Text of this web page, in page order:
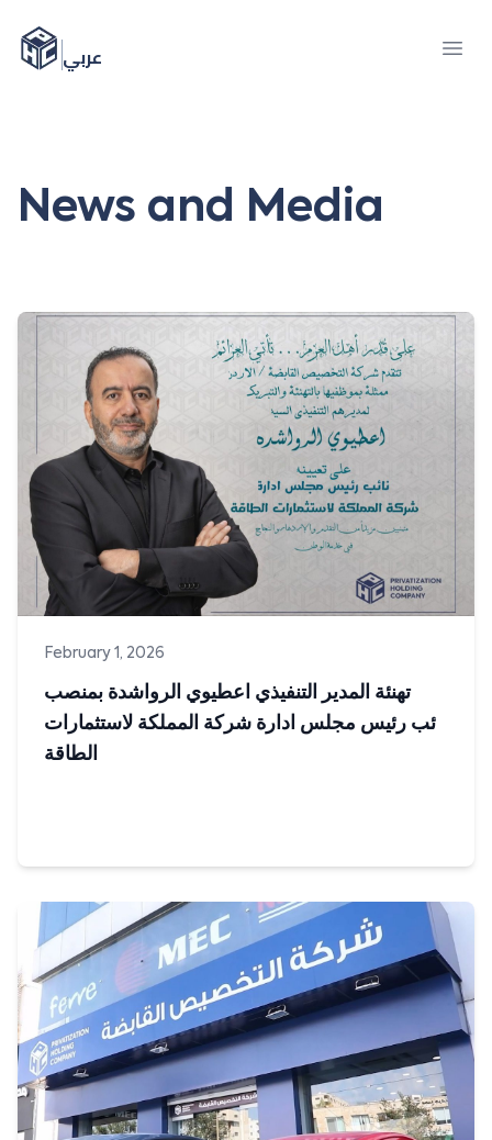
عربي
News and Media
February 1, 2026
تهنئة المدير التنفيذي اعطيوي الرواشدة بمنصب
نائب رئيس مجلس ادارة شركة المملكة لاستثمارات
الطاقة
على قدر أهل العزم... تأتي العزائم تتقدم شركة التخصيص القابضة
/ الأردن ممثلة بموظفيها بالتهنئة والتبريك لمديرهم التنفيذ...
Read more